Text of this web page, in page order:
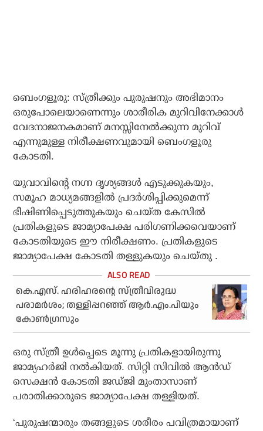
ബെംഗളൂരു: സ്ത്രീക്കും പുരുഷനും അഭിമാനം
ഒരുപോലെയാണെന്നും ശാരീരിക മുറിവിനേക്കാൾ
വേദനാജനകമാണ് മനസ്സിനേൽക്കുന്ന മുറിവ്
എന്നുമുള്ള നിരീക്ഷണവുമായി ബെംഗളൂരു
കോടതി.
യുവാവിന്റെ നഗ്ന ദൃശ്യങ്ങൾ എടുക്കുകയും,
സമൂഹ മാധ്യമങ്ങളിൽ പ്രദർശിപ്പിക്കുമെന്ന്
ഭീഷിണിപ്പെടുത്തുകയും ചെയ്ത കേസിൽ
പ്രതികളുടെ ജാമ്യാപേക്ഷ പരിഗണിക്കവെയാണ്
കോടതിയുടെ ഈ നിരീക്ഷണം. പ്രതികളുടെ
ജാമ്യാപേക്ഷ കോടതി തള്ളുകയും ചെയ്തു .
കെ.എസ്. ഹരിഹരന്റെ സ്ത്രീവിരുദ്ധ
പരാമര്‍ശം; തള്ളിപ്പറഞ്ഞ് ആര്‍.എം.പിയും
കോണ്‍ഗ്രസും
ഒരു സ്ത്രീ ഉൾപ്പെടെ മൂന്നു പ്രതികളായിരുന്നു
ജാമ്യഹർജി നൽകിയത്. സിറ്റി സിവിൽ ആൻഡ്
സെക്ഷൻ കോടതി ജഡ്ജി മുംതാസാണ്
പരാതിക്കാരുടെ ജാമ്യാപേക്ഷ തള്ളിയത്.
‘പുരുഷന്മാരും തങ്ങളുടെ ശരീരം പവിത്രമായാണ്